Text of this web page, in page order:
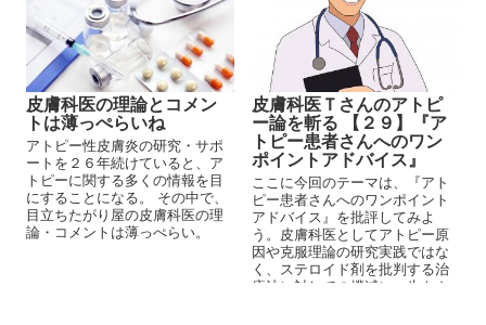
皮膚科医の理論とコメン
トは薄っぺらいね
アトピー性皮膚炎の研究・サポ
ートを２６年続けていると、ア
トピーに関する多くの情報を目
にすることになる。 その中で、
目立ちたがり屋の皮膚科医の理
論・コメントは薄っぺらい。
皮膚科医Ｔさんのアトピ
ー論を斬る 【２９】『ア
トピー患者さんへのワン
ポイントアドバイス』
ここに今回のテーマは、『アト
ピー患者さんへのワンポイント
アドバイス』を批評してみよ
う。皮膚科医としてアトピー原
因や克服理論の研究実践ではな
く、ステロイド剤を批判する治
療法に対しての撲滅に一生をさ